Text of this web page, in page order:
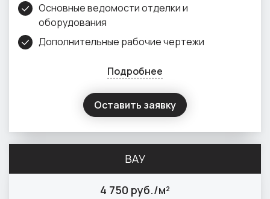
Основные ведомости отделки и
оборудования
Дополнительные рабочие чертежи
Подробнее
Оставить заявку
ВАУ
4 750 руб./м²